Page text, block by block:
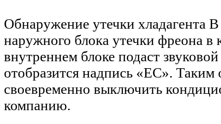
Обнаружение утечки хладагента В
наружного блока утечки фреона
внутреннем блоке подаст
отобразится надпись «EC». Таким
своевременно выключить
компанию.